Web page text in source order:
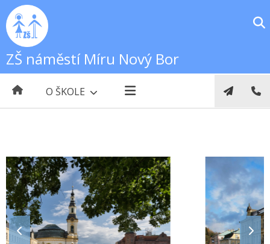
ZŠ náměstí Míru Nový Bor
O ŠKOLE